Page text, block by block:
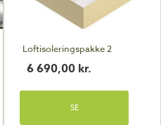
Loftisoleringspakke 2
6 690,00 kr.
SE